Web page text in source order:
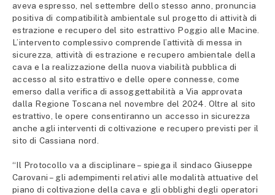
aveva espresso, nel settembre dello stesso anno, pronuncia
positiva di compatibilità ambientale sul progetto di attività di
estrazione e recupero del sito estrattivo Poggio alle Macine.
L’intervento complessivo comprende l’attività di messa in
sicurezza, attività di estrazione e recupero ambientale della
cava e la realizzazione della nuova viabilità pubblica di
accesso al sito estrattivo e delle opere connesse, come
emerso dalla verifica di assoggettabilità a Via approvata
dalla Regione Toscana nel novembre del 2024. Oltre al sito
estrattivo, le opere consentiranno un accesso in sicurezza
anche agli interventi di coltivazione e recupero previsti per il
sito di Cassiana nord.
“Il Protocollo va a disciplinare – spiega il sindaco Giuseppe
Carovani – gli adempimenti relativi alle modalità attuative del
piano di coltivazione della cava e gli obblighi degli operatori